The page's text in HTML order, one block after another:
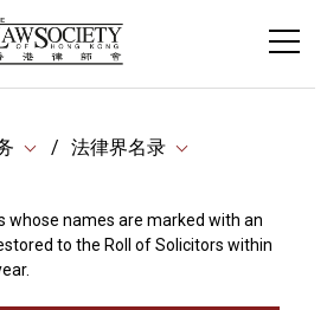
法律界名录
whose names are marked with an
to the Roll of Solicitors within